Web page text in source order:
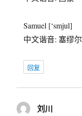
Samuel [‘smjul]
中文谐音: 塞缪尔
回复
刘川